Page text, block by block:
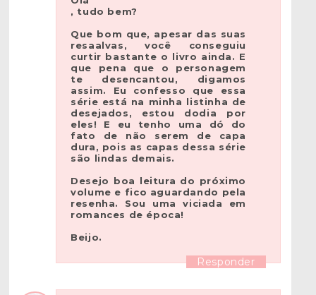
, tudo bem?
Que bom que, apesar das suas
resaalvas, você conseguiu
curtir bastante o livro ainda. E
que pena que o personagem
te desencantou, digamos
assim. Eu confesso que essa
série está na minha listinha de
desejados, estou dodia por
eles! E eu tenho uma dó do
fato de não serem de capa
dura, pois as capas dessa série
são lindas demais.
Desejo boa leitura do próximo
volume e fico aguardando pela
resenha. Sou uma viciada em
romances de época!
Beijo.
Responder